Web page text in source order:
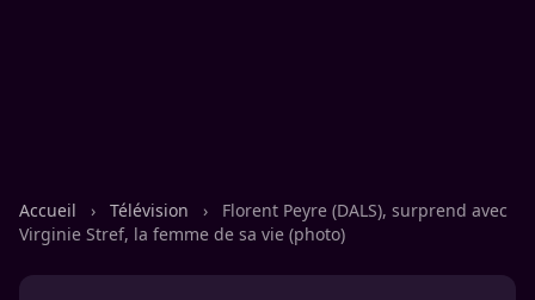
Accueil › Télévision ›
Florent Peyre (DALS), surprend avec
Virginie Stref, la femme de sa vie (photo)